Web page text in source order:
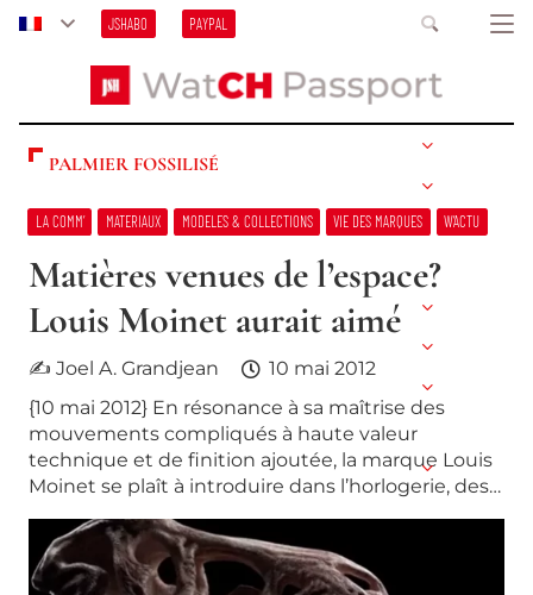
JSHABO PAYPAL
PALMIER FOSSILISÉ
LA COMM’ MATERIAUX MODELES & COLLECTIONS VIE DES MARQUES W’ACTU
Matières venues de l’espace?
Louis Moinet aurait aimé
✍ Joel A. Grandjean
10 mai 2012
{10 mai 2012} En résonance à sa maîtrise des
mouvements compliqués à haute valeur
technique et de finition ajoutée, la marque Louis
Moinet se plaît à introduire dans l’horlogerie, des…